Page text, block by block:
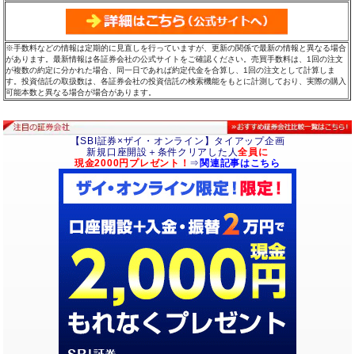
※手数料などの情報は定期的に見直しを行っていますが、更新の関係で最新の情報と異なる場合
があります。最新情報は各証券会社の公式サイトをご確認ください。売買手数料は、1回の注文
が複数の約定に分かれた場合、同一日であれば約定代金を合算し、1回の注文として計算しま
す。投資信託の取扱数は、各証券会社の投資信託の検索機能をもとに計測しており、実際の購入
可能本数と異なる場合が場合があります。
【SBI証券×ザイ・オンライン】タイアップ企画
新規口座開設＋条件クリアした人全員に
現金2000円プレゼント！ ⇒ 関連記事はこちら